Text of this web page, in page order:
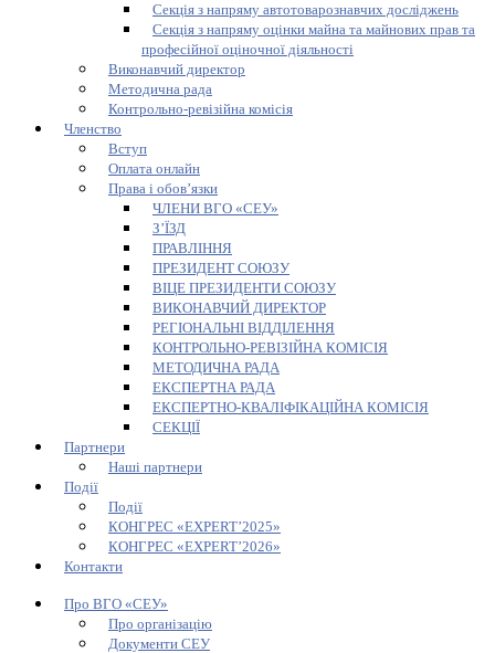
Секція з напряму автотоварознавчих досліджень
Секція з напряму оцінки майна та майнових прав та
професійної оціночної діяльності
Виконавчий директор
Методична рада
Контрольно-ревізійна комісія
Членство
Вступ
Оплата онлайн
Права і обов’язки
ЧЛЕНИ ВГО «СЕУ»
З’ЇЗД
ПРАВЛІННЯ
ПРЕЗИДЕНТ СОЮЗУ
ВІЦЕ ПРЕЗИДЕНТИ СОЮЗУ
ВИКОНАВЧИЙ ДИРЕКТОР
РЕГІОНАЛЬНІ ВІДДІЛЕННЯ
КОНТРОЛЬНО-РЕВІЗІЙНА КОМІСІЯ
МЕТОДИЧНА РАДА
ЕКСПЕРТНА РАДА
ЕКСПЕРТНО-КВАЛІФІКАЦІЙНА КОМІСІЯ
СЕКЦІЇ
Партнери
Наші партнери
Події
Події
КОНГРЕС «EXPERT’2025»
КОНГРЕС «EXPERT’2026»
Контакти
Про ВГО «СЕУ»
Про організацію
Документи СЕУ